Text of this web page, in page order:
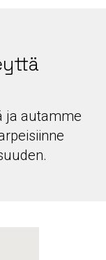
ja autamme